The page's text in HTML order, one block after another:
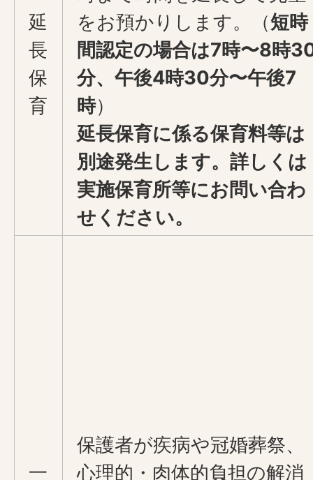
延
長
保
育
をお預かりします。（短時
間認定の場合は7時〜8時
分、午後4時30分〜午後7
時）
延長保育に係る保育料等は
別途発生します。詳しくは
実施保育所等にお問い合わ
せください。
一
保護者が疾病や冠婚葬祭、
心理的・肉体的負担の解消